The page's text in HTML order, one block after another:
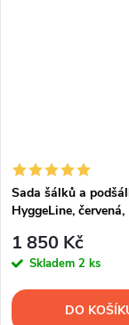
Sada šálků a
HyggeLine, červená,
1 850 Kč
Skladem 2 ks
DO